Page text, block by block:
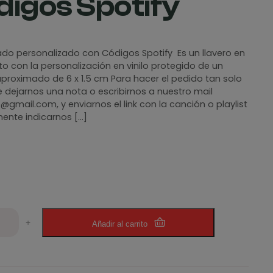
personalizado con Códigos Spotify Es un llavero en
con la personalización en vinilo protegido de un
de 6 x 1.5 cm Para hacer el pedido tan solo
dejarnos una nota o escribirnos a nuestro mail
y enviarnos el link con la canción o playlist
indicarnos […]
+ Añadir al carrito